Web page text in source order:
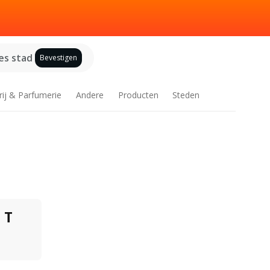
stad Bevestigen
& Parfumerie Andere Producten Steden
T